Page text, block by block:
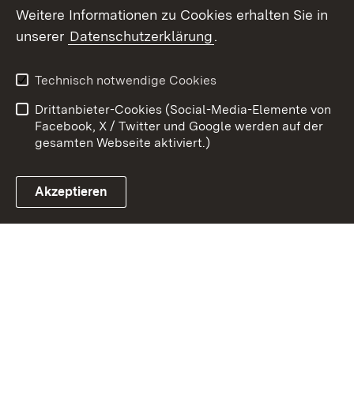
Link zum Landesportal
Kontakt
Datenschutz
Barrierefreiheit
Impressum
Cookies
Weitere Informationen zu Cookies erhalten Sie in
unserer Datenschutzerklärung.
Technisch notwendige Cookies
Drittanbieter-Cookies (Social-Media-Elemente von
Facebook, X / Twitter und Google werden auf der
gesamten Webseite aktiviert.)
Akzeptieren